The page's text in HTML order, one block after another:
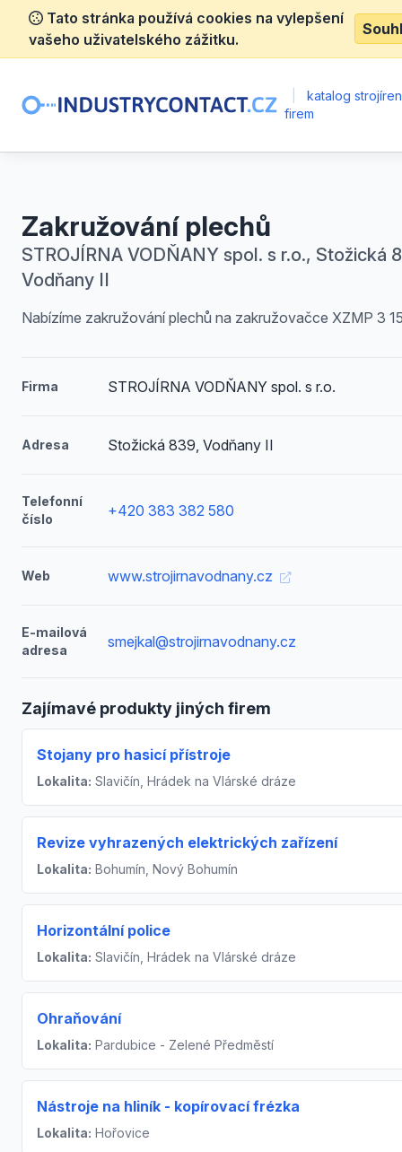
Tato stránka používá cookies na vylepšení
vašeho uživatelského zážitku.
katalog
firem
Zakružování plechů
STROJÍRNA VODŇANY spol. s r.o., Stožická
Vodňany II
Nabízíme zakružování plechů na zakružovačce XZMP 3
Firma STROJÍRNA VODŇANY spol. s r.o.
Adresa Stožická 839, Vodňany II
Telefonní
číslo
+420 383 382 580
Web www.strojirnavodnany.cz
E-mailová
adresa
smejkal@strojirnavodnany.cz
Zajímavé produkty jiných firem
Stojany pro hasicí přístroje
Lokalita: Slavičín, Hrádek na Vlárské dráze
Revize vyhrazených elektrických zařízení
Lokalita: Bohumín, Nový Bohumín
Horizontální police
Lokalita: Slavičín, Hrádek na Vlárské dráze
Ohraňování
Lokalita: Pardubice - Zelené Předměstí
Nástroje na hliník - kopírovací frézka
Lokalita: Hořovice